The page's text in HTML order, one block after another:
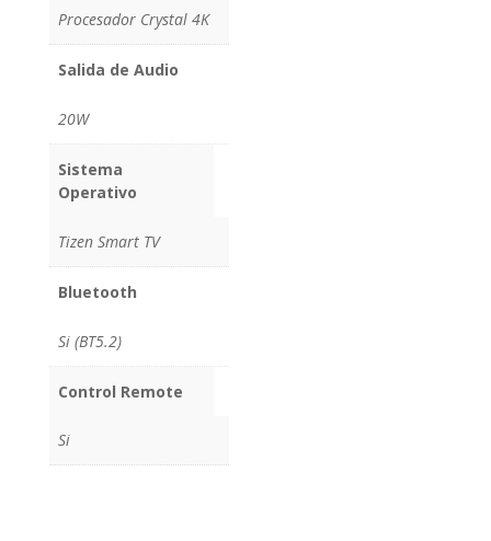
Procesador Crystal 4K
Salida de Audio
20W
Sistema
Operativo
Tizen Smart TV
Bluetooth
Si (BT5.2)
Control Remote
Si